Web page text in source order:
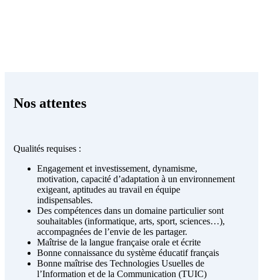
Nos attentes
Qualités requises :
Engagement et investissement, dynamisme,
motivation, capacité d’adaptation à un environnement
exigeant, aptitudes au travail en équipe
indispensables.
Des compétences dans un domaine particulier sont
souhaitables (informatique, arts, sport, sciences…),
accompagnées de l’envie de les partager.
Maîtrise de la langue française orale et écrite
Bonne connaissance du système éducatif français
Bonne maîtrise des Technologies Usuelles de
l’Information et de la Communication (TUIC)